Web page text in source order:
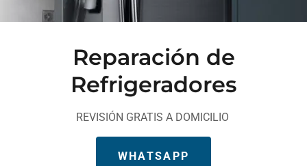
Reparación de Refrigeradores
Comerciales
Reparación de
Refrigeradores
REVISIÓN GRATIS A DOMICILIO
WHATSAPP